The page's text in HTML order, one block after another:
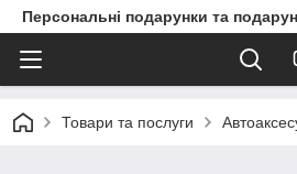
Персональні подарунки та
Товари та послуги